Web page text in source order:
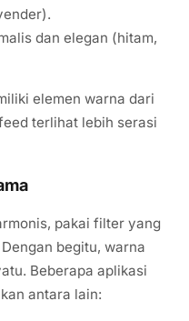
dan elegan (hitam,
elemen warna dari
terlihat lebih serasi
pakai filter yang
begitu, warna
Beberapa aplikasi
antara lain: